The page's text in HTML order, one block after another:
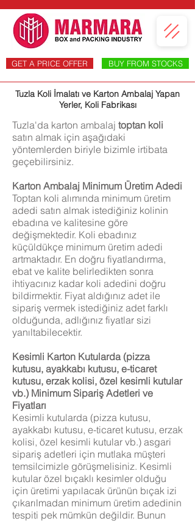
GET A PRICE OFFER BUY FROM STOCKS
Tuzla Koli İmalatı ve Karton Ambalaj Yapan
Yerler, Koli Fabrikası
Tuzla'da karton ambalaj toptan koli
satın almak için aşağıdaki
yöntemlerden biriyle bizimle irtibata
geçebilirsiniz.
Karton Ambalaj Minimum Üretim Adedi
Toptan koli alımında minimum üretim
adedi satın almak istediğiniz kolinin
ebadına ve kalitesine göre
değişmektedir. Koli ebadınız
küçüldükçe minimum üretim adedi
artmaktadır. En doğru fiyatlandırma,
ebat ve kalite belirledikten sonra
ihtiyacınız kadar koli adedini doğru
bildirmektir. Fiyat aldığınız adet ile
sipariş vermek istediğiniz adet farklı
olduğunda, adlığınız fiyatlar sizi
yanıltabilecektir.
Kesimli Karton Kutularda (pizza
kutusu, ayakkabı kutusu, e-ticaret
kutusu, erzak kolisi, özel kesimli kutular
vb.) Minimum Sipariş Adetleri ve
Fiyatları
Kesimli kutularda (pizza kutusu,
ayakkabı kutusu, e-ticaret kutusu, erzak
kolisi, özel kesimli kutular vb.) asgari
sipariş adetleri için mutlaka müşteri
temsilcimizle görüşmelisiniz. Kesimli
kutular özel bıçaklı kesimler olduğu
için üretimi yapılacak ürünün bıçak izi
çıkarılmadan minimum üretim adedinin
tespiti pek mümkün değildir. Bunun